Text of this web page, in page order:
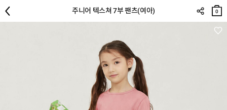
주니어 텍스쳐 7부 팬츠(여아)
장바
구니
0